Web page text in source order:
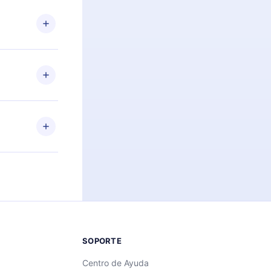
el
de
más de
leer o
iOS,
momento
SOPORTE
Centro de Ayuda